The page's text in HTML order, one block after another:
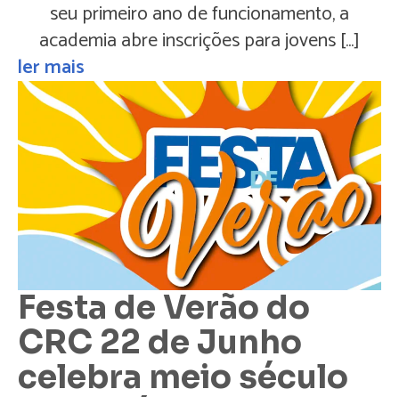
seu primeiro ano de funcionamento, a
academia abre inscrições para jovens […]
ler mais
Festa de Verão do
CRC 22 de Junho
celebra meio século